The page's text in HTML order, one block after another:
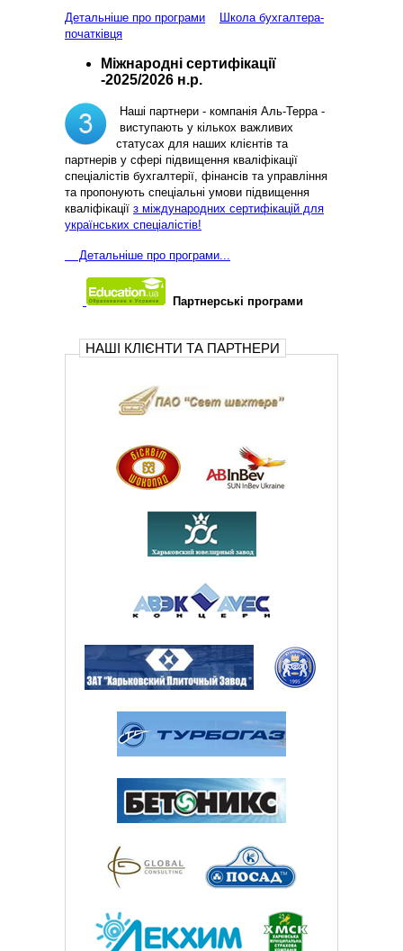
Детальніше про програми
Школа бухгалтера-
початківця
Міжнародні сертифікації
-2025/2026 н.р.
Наші партнери - компанія Аль-Терра -
виступають у кількох важливих
статусах для наших клієнтів та
партнерів у сфері підвищення кваліфікації
спеціалістів бухгалтерії, фінансів та управління
та пропонують спеціальні умови підвищення
кваліфікації з міждународних сертифікацій для
українських спеціалістів!
Детальніше про програми...
Партнерські програми
НАШІ КЛІЄНТИ ТА ПАРТНЕРИ